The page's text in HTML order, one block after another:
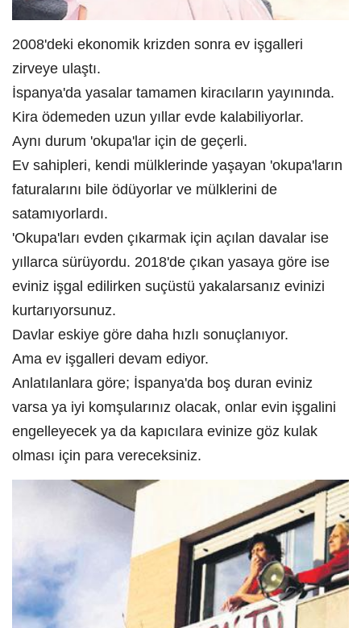
2008'deki ekonomik krizden sonra ev işgalleri
zirveye ulaştı.
İspanya'da yasalar tamamen kiracıların yayınında.
Kira ödemeden uzun yıllar evde kalabiliyorlar.
Aynı durum 'okupa'lar için de geçerli.
Ev sahipleri, kendi mülklerinde yaşayan 'okupa'ların
faturalarını bile ödüyorlar ve mülklerini de
satamıyorlardı.
'Okupa'ları evden çıkarmak için açılan davalar ise
yıllarca sürüyordu. 2018'de çıkan yasaya göre ise
eviniz işgal edilirken suçüstü yakalarsanız evinizi
kurtarıyorsunuz.
Davlar eskiye göre daha hızlı sonuçlanıyor.
Ama ev işgalleri devam ediyor.
Anlatılanlara göre; İspanya'da boş duran eviniz
varsa ya iyi komşularınız olacak, onlar evin işgalini
engelleyecek ya da kapıcılara evinize göz kulak
olması için para vereceksiniz.